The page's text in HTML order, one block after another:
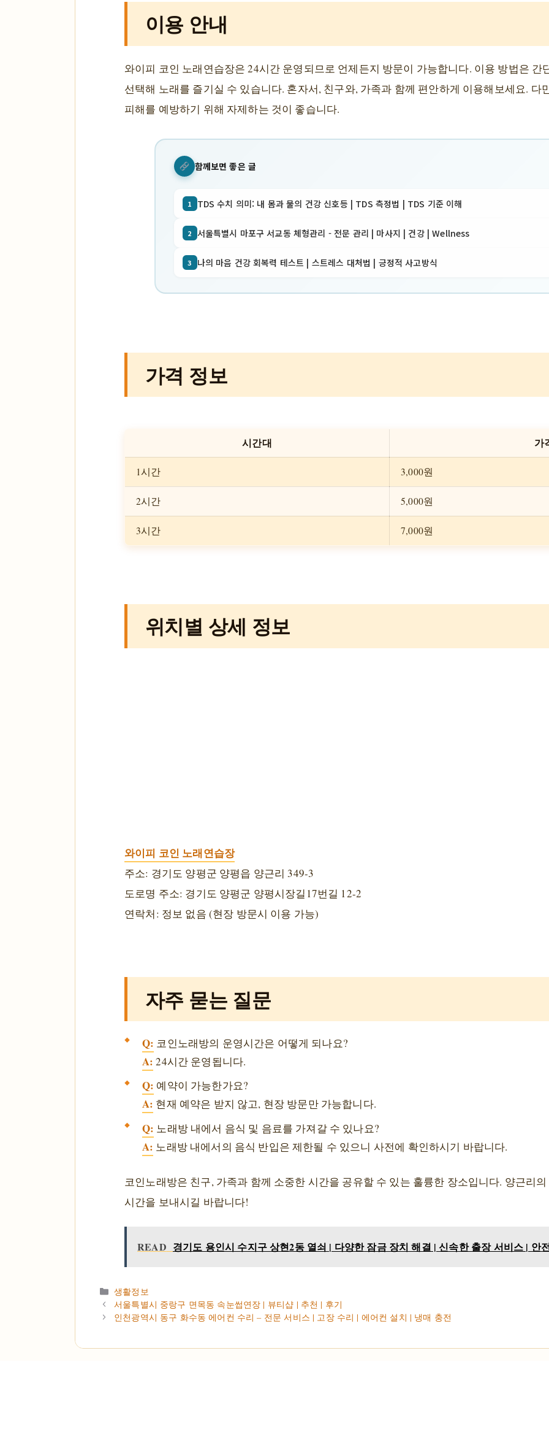
이용 안내
와이피 코인 노래연습장은 24시간 운영되므로 언제든지 방문이 가능합니다. 이용 방법은 간
선택해 노래를 즐기실 수 있습니다. 혼자서, 친구와, 가족과 함께 편안하게 이용해보세요. 다
피해를 예방하기 위해 자제하는 것이 좋습니다.
함께보면 좋은 글
1 TDS 수치 의미: 내 몸과 물의 건강 신호등 | TDS 측정법 | TDS 기준 이해
2 서울특별시 마포구 서교동 체형관리 - 전문 관리 | 마사지 | 건강 | Wellness
3 나의 마음 건강 회복력 테스트 | 스트레스 대처법 | 긍정적 사고방식
가격 정보
시간대 가
1시간 3,000원
2시간 5,000원
3시간 7,000원
위치별 상세 정보
와이피 코인 노래연습장
주소: 경기도 양평군 양평읍 양근리 349-3
도로명 주소: 경기도 양평군 양평시장길17번길 12-2
연락처: 정보 없음 (현장 방문시 이용 가능)
자주 묻는 질문
Q: 코인노래방의 운영시간은 어떻게 되나요?
A: 24시간 운영됩니다.
Q: 예약이 가능한가요?
A: 현재 예약은 받지 않고, 현장 방문만 가능합니다.
Q: 노래방 내에서 음식 및 음료를 가져갈 수 있나요?
A: 노래방 내에서의 음식 반입은 제한될 수 있으니 사전에 확인하시기 바랍니다.
코인노래방은 친구, 가족과 함께 소중한 시간을 공유할 수 있는 훌륭한 장소입니다. 양근리
시간을 보내시길 바랍니다!
READ 경기도 용인시 수지구 상현2동 열쇠 | 다양한 잠금 장치 해결 | 신속한 출장 서비스 | 안
카테고리
생활정보
서울특별시 중랑구 면목동 속눈썹연장 | 뷰티샵 | 추천 | 후기
인천광역시 동구 화수동 에어컨 수리 – 전문 서비스 | 고장 수리 | 에어컨 설치 | 냉매 충전